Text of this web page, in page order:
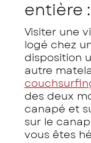
entière
Visiter une
logé chez
disposition
autre
des deux
canapé et
sur le
vous êtes